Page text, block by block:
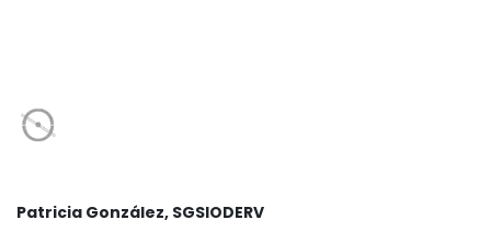
Patricia González, SGSIODERV